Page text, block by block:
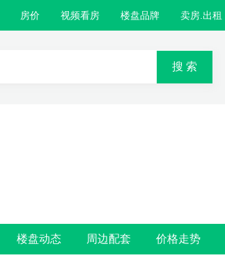
房价 视频看房 楼盘品牌 卖房.出租
搜 索
楼盘动态 周边配套 价格走势